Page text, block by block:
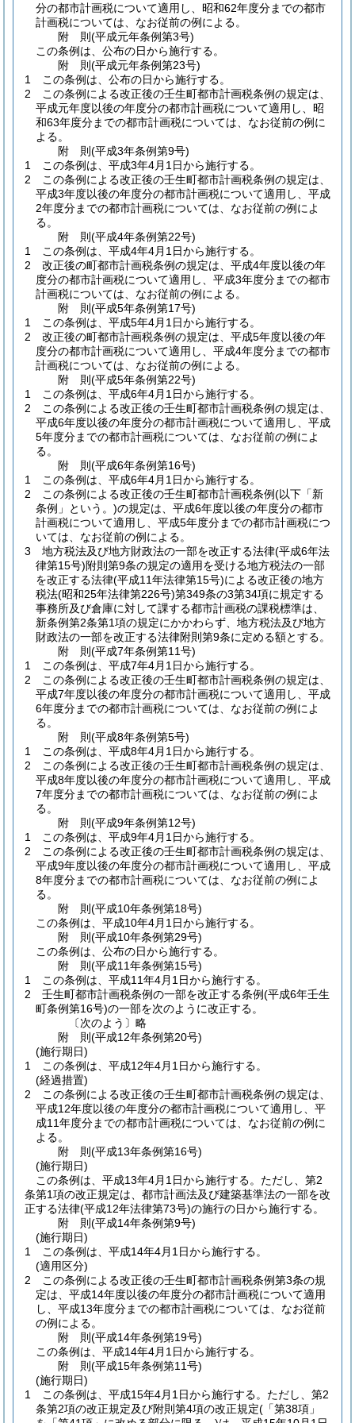
分の都市計画税について適用し、昭和62年度分までの都市
計画税については、なお従前の例による。
附 則(平成元年条例第3号)
この条例は、公布の日から施行する。
附 則(平成元年条例第23号)
1
この条例は、公布の日から施行する。
2
この条例による改正後の壬生町都市計画税条例の規定は、
平成元年度以後の年度分の都市計画税について適用し、昭
和63年度分までの都市計画税については、なお従前の例に
よる。
附 則(平成3年条例第9号)
1
この条例は、平成3年4月1日から施行する。
2
この条例による改正後の壬生町都市計画税条例の規定は、
平成3年度以後の年度分の都市計画税について適用し、平成
2年度分までの都市計画税については、なお従前の例によ
る。
附 則(平成4年条例第22号)
1
この条例は、平成4年4月1日から施行する。
2
改正後の町都市計画税条例の規定は、平成4年度以後の年
度分の都市計画税について適用し、平成3年度分までの都市
計画税については、なお従前の例による。
附 則(平成5年条例第17号)
1
この条例は、平成5年4月1日から施行する。
2
改正後の町都市計画税条例の規定は、平成5年度以後の年
度分の都市計画税について適用し、平成4年度分までの都市
計画税については、なお従前の例による。
附 則(平成5年条例第22号)
1
この条例は、平成6年4月1日から施行する。
2
この条例による改正後の壬生町都市計画税条例の規定は、
平成6年度以後の年度分の都市計画税について適用し、平成
5年度分までの都市計画税については、なお従前の例によ
る。
附 則(平成6年条例第16号)
1
この条例は、平成6年4月1日から施行する。
2
この条例による改正後の壬生町都市計画税条例(以下「新
条例」という。)の規定は、平成6年度以後の年度分の都市
計画税について適用し、平成5年度分までの都市計画税につ
いては、なお従前の例による。
3
地方税法及び地方財政法の一部を改正する法律(平成6年法
律第15号)附則第9条の規定の適用を受ける地方税法の一部
を改正する法律(平成11年法律第15号)による改正後の地方
税法(昭和25年法律第226号)第349条の3第34項に規定する
事務所及び倉庫に対して課する都市計画税の課税標準は、
新条例第2条第1項の規定にかかわらず、地方税法及び地方
財政法の一部を改正する法律附則第9条に定める額とする。
附 則(平成7年条例第11号)
1
この条例は、平成7年4月1日から施行する。
2
この条例による改正後の壬生町都市計画税条例の規定は、
平成7年度以後の年度分の都市計画税について適用し、平成
6年度分までの都市計画税については、なお従前の例によ
る。
附 則(平成8年条例第5号)
1
この条例は、平成8年4月1日から施行する。
2
この条例による改正後の壬生町都市計画税条例の規定は、
平成8年度以後の年度分の都市計画税について適用し、平成
7年度分までの都市計画税については、なお従前の例によ
る。
附 則(平成9年条例第12号)
1
この条例は、平成9年4月1日から施行する。
2
この条例による改正後の壬生町都市計画税条例の規定は、
平成9年度以後の年度分の都市計画税について適用し、平成
8年度分までの都市計画税については、なお従前の例によ
る。
附 則(平成10年条例第18号)
この条例は、平成10年4月1日から施行する。
附 則(平成10年条例第29号)
この条例は、公布の日から施行する。
附 則(平成11年条例第15号)
1
この条例は、平成11年4月1日から施行する。
2
壬生町都市計画税条例の一部を改正する条例(平成6年壬生
町条例第16号)の一部を次のように改正する。
〔次のよう〕略
附 則(平成12年条例第20号)
(施行期日)
1
この条例は、平成12年4月1日から施行する。
(経過措置)
2
この条例による改正後の壬生町都市計画税条例の規定は、
平成12年度以後の年度分の都市計画税について適用し、平
成11年度分までの都市計画税については、なお従前の例に
よる。
附 則(平成13年条例第16号)
(施行期日)
この条例は、平成13年4月1日から施行する。ただし、第2
条第1項の改正規定は、都市計画法及び建築基準法の一部を改
正する法律(平成12年法律第73号)の施行の日から施行する。
附 則(平成14年条例第9号)
(施行期日)
1
この条例は、平成14年4月1日から施行する。
(適用区分)
2
この条例による改正後の壬生町都市計画税条例第3条の規
定は、平成14年度以後の年度分の都市計画税について適用
し、平成13年度分までの都市計画税については、なお従前
の例による。
附 則(平成14年条例第19号)
この条例は、平成14年4月1日から施行する。
附 則(平成15年条例第11号)
(施行期日)
1
この条例は、平成15年4月1日から施行する。 ただし、第2
条第2項の改正規定及び附則第4項の改正規定(「第38項」